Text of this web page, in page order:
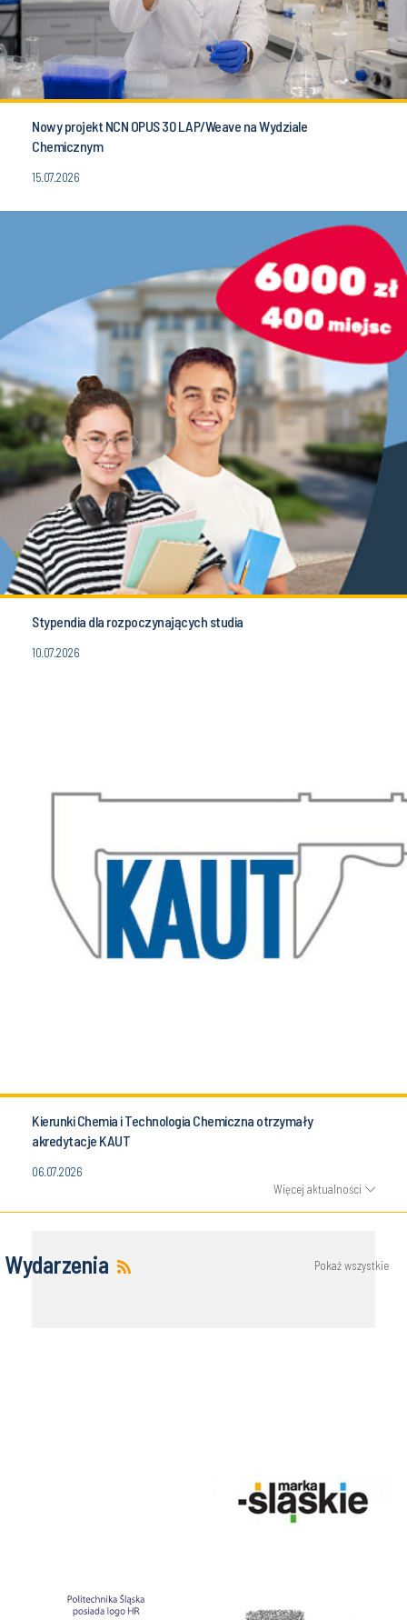
Nowy projekt NCN OPUS 30 LAP/Weave na Wydziale
Chemicznym
15.07.2026
Stypendia dla rozpoczynających studia
10.07.2026
Kierunki Chemia i Technologia Chemiczna otrzymały
akredytacje KAUT
06.07.2026
Więcej aktualności
Wydarzenia Pokaż wszystkie